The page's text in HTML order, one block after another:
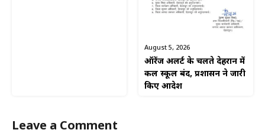
August 5, 2026
ऑरेंज अलर्ट के चलते देहरादून में
कल स्कूल बंद, प्रशासन ने जारी
किए आदेश
Leave a Comment